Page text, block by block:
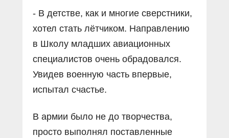
- В детстве, как и многие сверстники,
хотел стать лётчиком. Направлению
в Школу младших авиационных
специалистов очень обрадовался.
Увидев военную часть впервые,
испытал счастье.
В армии было не до творчества,
просто выполнял поставленные